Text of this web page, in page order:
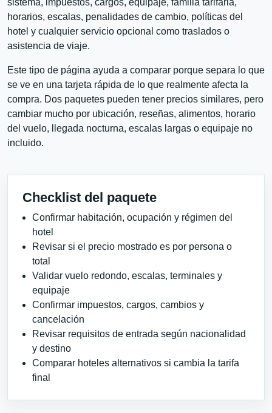
horarios, escalas, penalidades de cambio, políticas del
hotel y cualquier servicio opcional como traslados o
asistencia de viaje.
Este tipo de página ayuda a comparar porque separa lo que
se ve en una tarjeta rápida de lo que realmente afecta la
compra. Dos paquetes pueden tener precios similares, pero
cambiar mucho por ubicación, reseñas, alimentos, horario
del vuelo, llegada nocturna, escalas largas o equipaje no
incluido.
Checklist del paquete
Confirmar habitación, ocupación y régimen del
hotel
Revisar si el precio mostrado es por persona o
total
Validar vuelo redondo, escalas, terminales y
equipaje
Confirmar impuestos, cargos, cambios y
cancelación
Revisar requisitos de entrada según nacionalidad
y destino
Comparar hoteles alternativos si cambia la tarifa
final